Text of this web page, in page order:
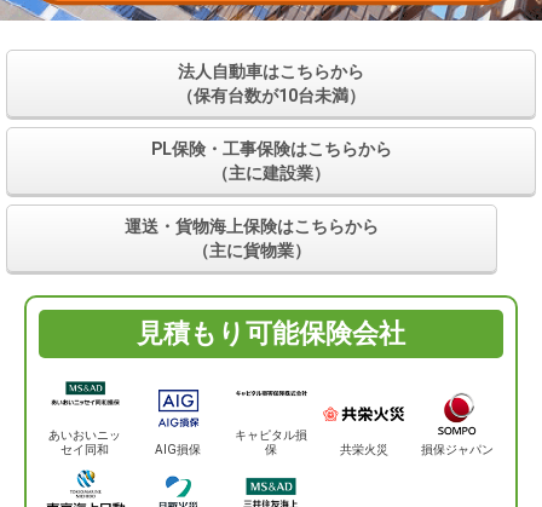
法人自動車はこちらから
（保有台数が10台未満）
PL保険・工事保険はこちらから
（主に建設業）
運送・貨物海上保険はこちらから
（主に貨物業）
見積もり可能保険会社
あいおいニッ
セイ同和
AIG損保
キャピタル損
保
共栄火災 損保ジャパン